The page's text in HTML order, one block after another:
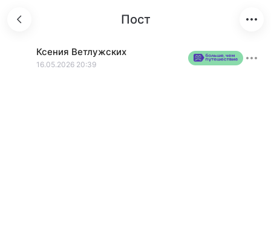
Пост
Ксения Ветлужских
16.05.2026 20:39